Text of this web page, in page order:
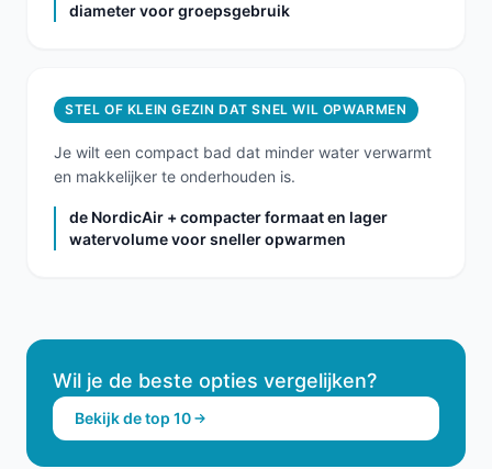
diameter voor groepsgebruik
STEL OF KLEIN GEZIN DAT SNEL WIL OPWARMEN
Je wilt een compact bad dat minder water verwarmt
en makkelijker te onderhouden is.
de NordicAir + compacter formaat en lager
watervolume voor sneller opwarmen
Wil je de beste opties vergelijken?
Bekijk de top 10